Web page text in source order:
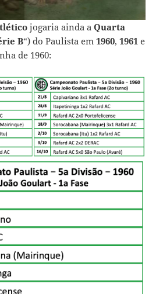
jogaria ainda a Quarta
B“) do Paulista em 1960, 1961 e
de 1960: